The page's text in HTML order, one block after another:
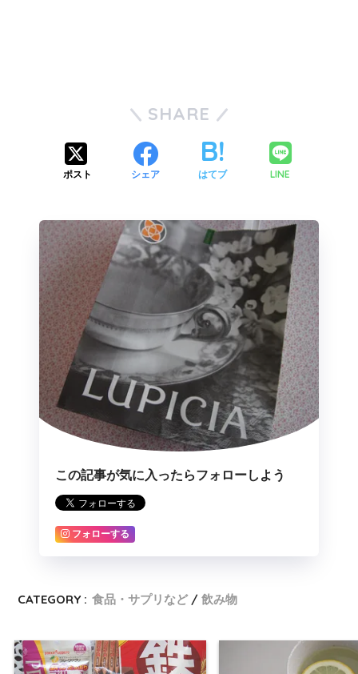
SHARE
ポスト シェア はてブ LINE
この記事が気に入ったらフォローしよう
フォローする
CATEGORY : 食品・サプリなど 飲み物